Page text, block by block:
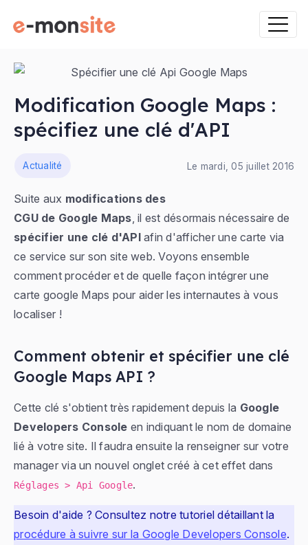
Modification Google Maps :
spécifiez une clé d'API
Le mardi, 05 juillet 2016
Actualité
Suite aux modifications des
CGU de Google Maps , il est désormais nécessaire de
spécifier une clé d'APIafin d'afficher une carte via
ce service sur son site web. Voyons ensemble
comment procéder et de quelle façon intégrer une
carte google Maps pour aider les internautes à vous
localiser !
Comment obtenir et spécifier une clé
Google Maps API ?
Cette clé s'obtient très rapidement depuis la Google
Developers Console en indiquant le nom de domaine
lié à votre site. Il faudra ensuite la renseigner sur votre
manager via un nouvel onglet créé à cet effet dans
Réglages > Api Google.
Besoin d'aide ? Consultez notre tutoriel détaillant la
procédure à suivre sur la Google Developers Console.